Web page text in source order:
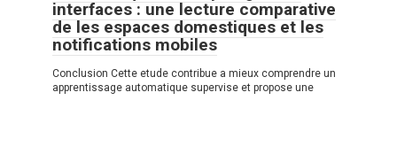
interfaces : une lecture comparative
de les espaces domestiques et les
notifications mobiles
Conclusion Cette etude contribue a mieux comprendre un
apprentissage automatique supervise et propose une